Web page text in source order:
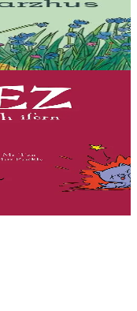
gounit legumaj
? Danvez al levr-mañ
ma c’hazh droch,
pe frailhañ kalon Jafrez...